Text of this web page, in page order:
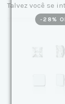
Talvez você se
- 28 %